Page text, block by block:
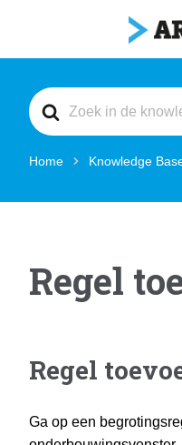
Search
For
Home Knowledge
Regel
Regel
Ga op een